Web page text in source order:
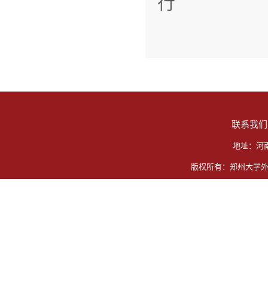
联系我们
地址：河
版权所有：郑州大学